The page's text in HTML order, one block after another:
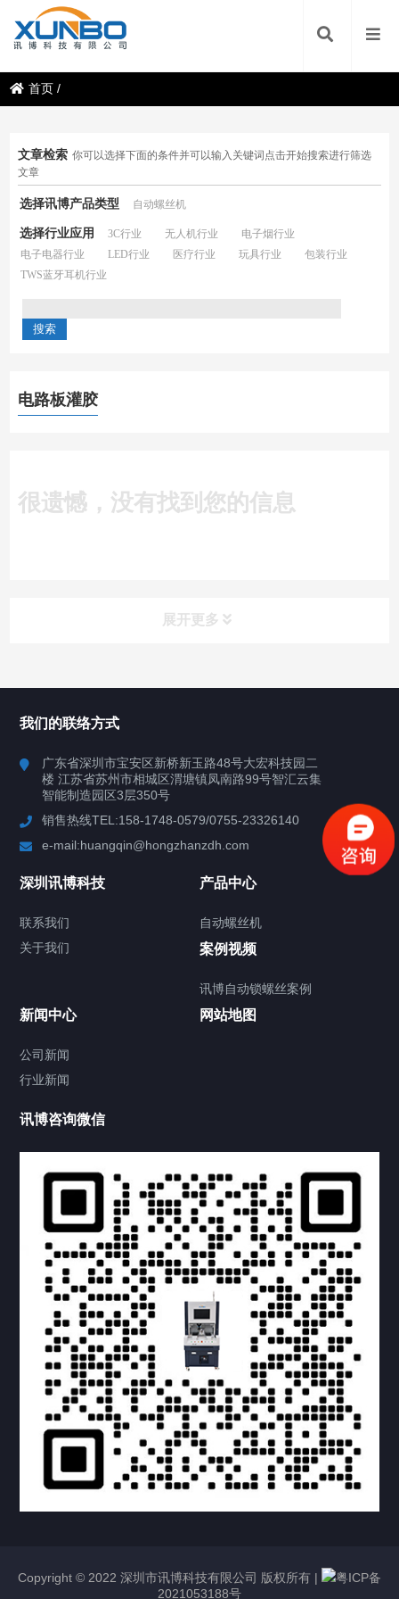
首页 /
文章检索 你可以选择下面的条件并可以输入关键词点击开始搜索进行筛选
文章
选择讯博产品类型 自动螺丝机
选择行业应用 3C行业 无人机行业
电子烟行业
电子电器行业
LED行业 医疗行业 玩具行业
包装行业
TWS蓝牙耳机行业
电路板灌胶
很遗憾，没有找到您的信息
展开更多
行业案例
联系我们
关于我们
提交您的需求，获取产品资料与报价
我们的联络方式
广东省深圳市宝安区新桥新玉路48号大宏科技园二
楼 江苏省苏州市相城区渭塘镇凤南路99号智汇云集
智能制造园区3层350号
销售热线TEL:158-1748-0579/0755-23326140
e-mail:huangqin@hongzhanzdh.com
深圳讯博科技
联系我们
关于我们
产品中心
自动螺丝机
案例视频
讯博自动锁螺丝案例
新闻中心
公司新闻
行业新闻
网站地图
讯博咨询微信
Copyright © 2022 深圳市讯博科技有限公司 版权所有 |
粤ICP备
2021053188号